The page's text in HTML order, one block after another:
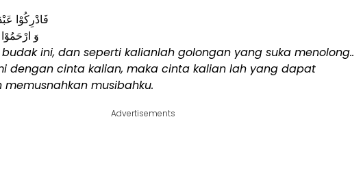
فَادْرِكُوْا
وَ
ini, dan seperti kalianlah golongan yang suka menolong..
dengan cinta kalian, maka cinta kalian lah yang dapat
musibahku.
Advertisements